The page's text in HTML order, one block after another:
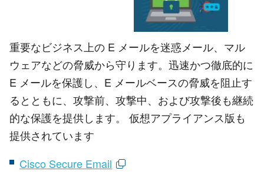
重要なビジネス上の E メールを迷惑メール、マル
ウェアなどの脅威から守ります。迅速かつ徹底的に
E メールを保護し、E メールベースの脅威を阻止す
るとともに、攻撃前、攻撃中、および攻撃後も継続
的な保護を提供します。 仮想アプライアンス版も
提供されています
Cisco Secure Email